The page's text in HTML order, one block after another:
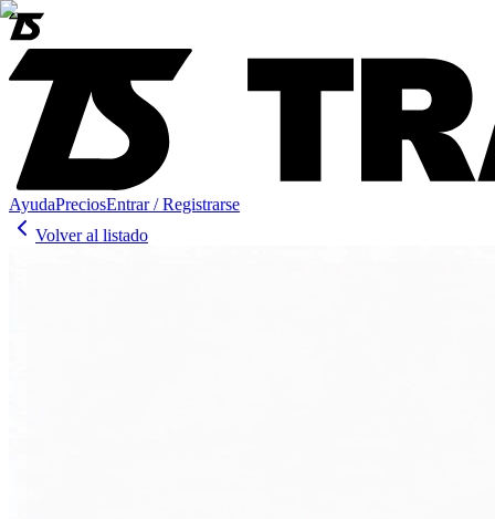
AyudaPreciosEntrar / Registrarse
Volver al listado